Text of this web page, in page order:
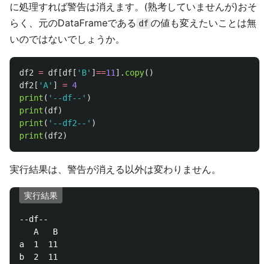
に処理すれば警告は消えます。(熟考していませんが)おそ
らく、元のDataFrameである df の値も変えたいことは無
いのではないでしょうか。
df2 = df [df [ ' B' ] ==11]. copy()
df2 [ 'A' ] = 4
print ( ' --df-- ' )
print (df)
print ( ' --df2-- ' )
print (df2)
実行結果は、警告が消える以外は変わりません。
実行結果
--df--
   A   B
a  1  11
b  2  11